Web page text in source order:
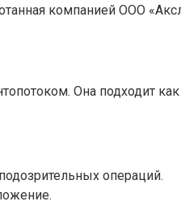
компанией ООО
Она подходит
операций.